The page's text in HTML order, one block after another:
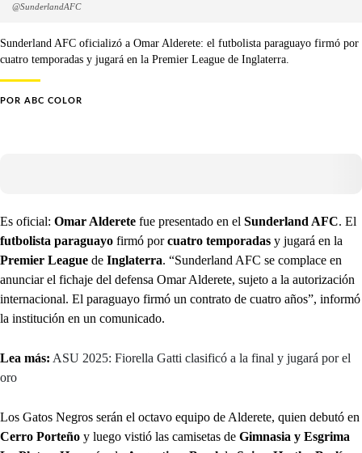
@SunderlandAFC
Sunderland AFC oficializó a Omar Alderete: el futbolista paraguayo firmó por
cuatro temporadas y jugará en la Premier League de Inglaterra.
POR ABC COLOR
Es oficial: Omar Alderete fue presentado en el Sunderland AFC. El
futbolista paraguayo firmó porcuatro temporadas y jugará en la
Premier League de Inglaterra. “Sunderland AFC se complace en
anunciar el fichaje del defensa Omar Alderete, sujeto a la autorización
internacional. El paraguayo firmó un contrato de cuatro años”, informó
la institución en un comunicado.
Lea más: ASU 2025: Fiorella Gatti clasificó a la final y jugará por el
oro
Los Gatos Negros serán el octavo equipo de Alderete, quien debutó en
Cerro Porteño y luego vistió las camisetas de Gimnasia y Esgrima